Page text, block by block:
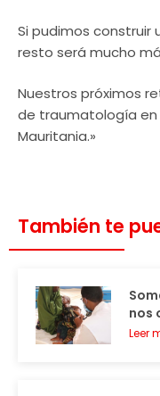
Si pudimos construir
resto será mucho
Nuestros próximos
de traumatología en
Mauritania.»
También te
nos
Leer